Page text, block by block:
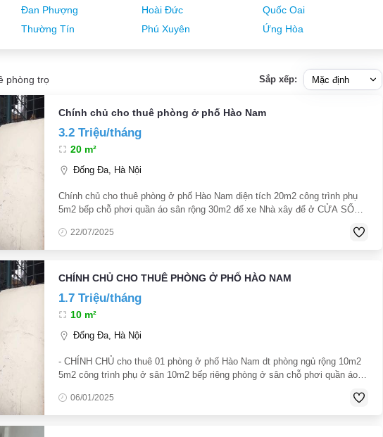
Đan Phượng Hoài Đức Quốc Oai
Thường Tín Phú Xuyên Ứng Hòa
phòng trọ Sắp xếp:
Chính chủ cho thuê phòng ở phố Hào Nam
3.2 Triệu/tháng
20 m²
Đống Đa, Hà Nội
Chính chủ cho thuê phòng ở phố Hào Nam diện tích 20m2 công trình phụ
5m2 bếp chỗ phơi quần áo sân rộng 30m2 để xe Nhà xây để ở CỬA SỔ
trung tâm thành phố
22/07/2025
CHÍNH CHỦ CHO THUÊ PHÒNG Ở PHỐ HÀO NAM
1.7 Triệu/tháng
10 m²
Đống Đa, Hà Nội
- CHÍNH CHỦ cho thuê 01 phòng ở phố Hào Nam dt phòng ngủ rộng 10m2
5m2 công trình phụ ở sân 10m2 bếp riêng phòng ở sân chỗ phơi quần áo
06/01/2025